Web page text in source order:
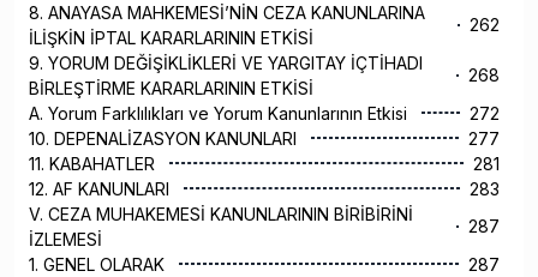
8. ANAYASA MAHKEMESİ’NİN CEZA KANUNLARINA
İLİŞKİN İPTAL KARARLARININ ETKİSİ
262
9. YORUM DEĞİŞİKLİKLERİ VE YARGITAY İÇTİHADI
BİRLEŞTİRME KARARLARININ ETKİSİ
268
A. Yorum Farklılıkları ve Yorum Kanunlarının Etkisi
272
10. DEPENALİZASYON KANUNLARI
277
11. KABAHATLER
281
12. AF KANUNLARI
283
V. CEZA MUHAKEMESİ KANUNLARININ BİRİBİRİNİ
İZLEMESİ
287
1. GENEL OLARAK
287